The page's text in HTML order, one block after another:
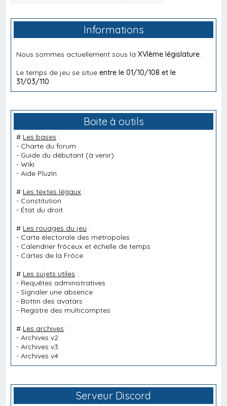
Informations
Nous sommes actuellement sous laXVIème législature
Le temps de jeu se situeentre le 01/10/108 et le
31/03/110
Boite à outils
# Les bases :
- Charte du forum
- Guide du débutant (à venir)
-Wiki
-Aide PluzIn
# Les textes légaux :
- Constitution
- État du droit
# Les rouages du jeu :
- Carte électorale des métropoles
- Calendrier frôceux et échelle de temps
- Cartes de la Frôce
# Les sujets utiles :
- Requêtes administratives
-Signaler une absence
- Bottin des avatars
- Registre des multicomptes
# Les archives :
-Archives v2
-Archives v3
-Archives v4
Serveur Discord